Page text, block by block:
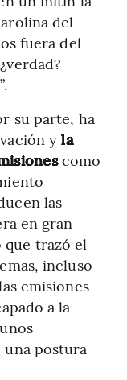
del
fuera del
su parte, ha
y la
como
las
en gran
que trazó el
incluso
emisiones
a la
una postura